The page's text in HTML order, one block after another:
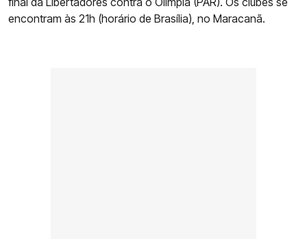
encontram às 21h (horário de Brasília), no Maracanã.